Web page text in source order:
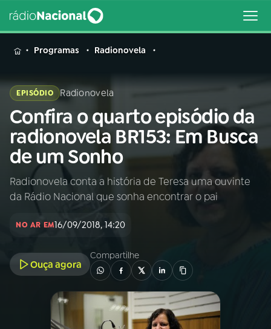
MENU
Buscar
na
Rádio
Nacional
Buscar
AO VIVO
INÍCIO
A RÁDIO
PROGRAMAÇÃO
Programas Radionovela
EPISÓDIO Radionovela
Confira o quarto episódio da
radionovela BR153: Em Busca
de um Sonho
Radionovela conta a história de Teresa uma ouvinte
da Rádio Nacional que sonha encontrar o pai
NO AR EM16/09/2018, 14:20
Ouça agora
Compartilhe